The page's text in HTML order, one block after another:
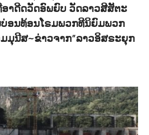
ອາດີດວັດອົພຍົບ ວັດລາວສີສັຕະ
ບ່ອນທ້ອນໂຣມພວກທີນິຍົມພວກ
ມຸນີສ~ຂ່າວຈາກ”ລາວອິສຣະຍຸກ